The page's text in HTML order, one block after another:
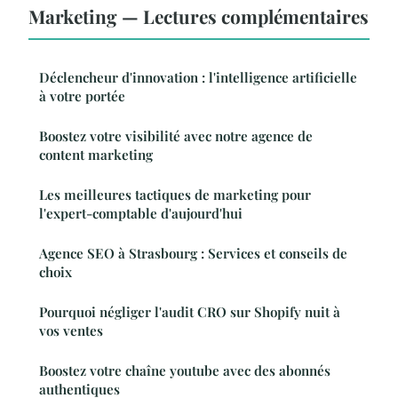
Marketing — Lectures complémentaires
Déclencheur d'innovation : l'intelligence artificielle
à votre portée
Boostez votre visibilité avec notre agence de
content marketing
Les meilleures tactiques de marketing pour
l'expert-comptable d'aujourd'hui
Agence SEO à Strasbourg : Services et conseils de
choix
Pourquoi négliger l'audit CRO sur Shopify nuit à
vos ventes
Boostez votre chaîne youtube avec des abonnés
authentiques